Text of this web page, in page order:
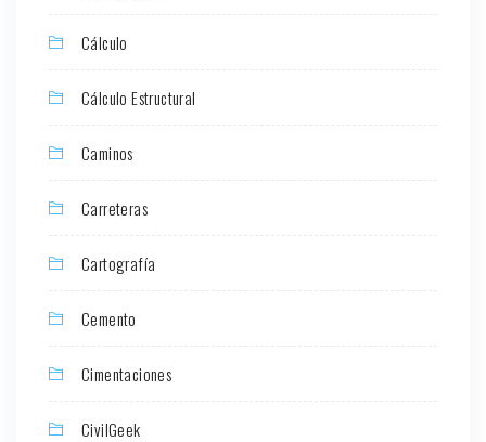
Cálculo
Cálculo Estructural
Caminos
Carreteras
Cartografía
Cemento
Cimentaciones
CivilGeek